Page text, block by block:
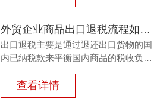
外贸企业商品出口退税流程如何？鸿裕以鞋业公司申请出口退税为例
出口退税主要是通过退还出口货物的国
内已纳税款来平衡国内商品的税收负
品出口退税流程如何？能退多少？广州
鸿裕财税以下用案例说明。
查看详情